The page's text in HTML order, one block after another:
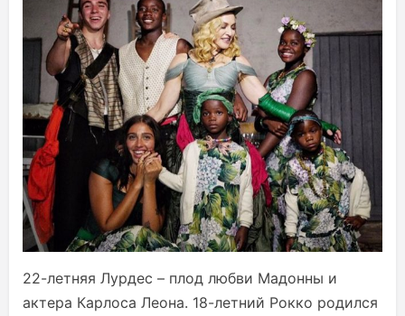
22-летняя Лурдес – плод любви Мадонны и
актера Карлоса Леона. 18-летний Рокко родился